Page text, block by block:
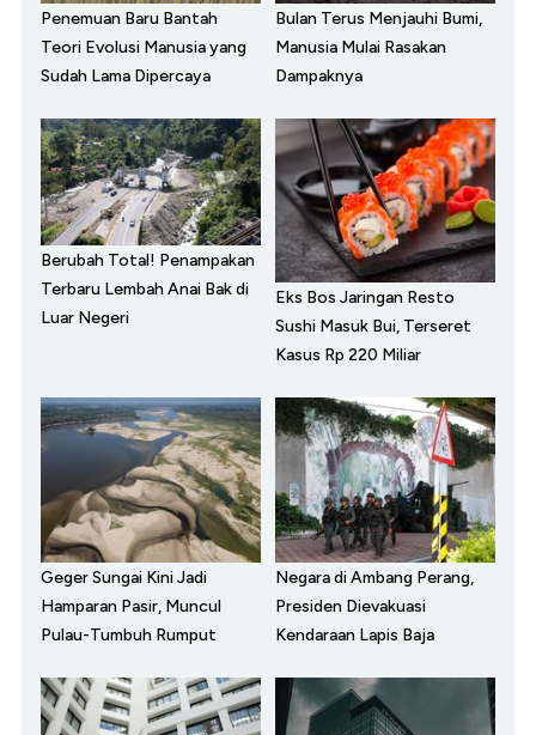
Penemuan Baru Bantah
Teori Evolusi Manusia yang
Sudah Lama Dipercaya
Bulan Terus Menjauhi Bumi,
Manusia Mulai Rasakan
Dampaknya
Berubah Total! Penampakan
Terbaru Lembah Anai Bak di
Luar Negeri
Eks Bos Jaringan Resto
Sushi Masuk Bui, Terseret
Kasus Rp 220 Miliar
Geger Sungai Kini Jadi
Hamparan Pasir, Muncul
Pulau-Tumbuh Rumput
Negara di Ambang Perang,
Presiden Dievakuasi
Kendaraan Lapis Baja